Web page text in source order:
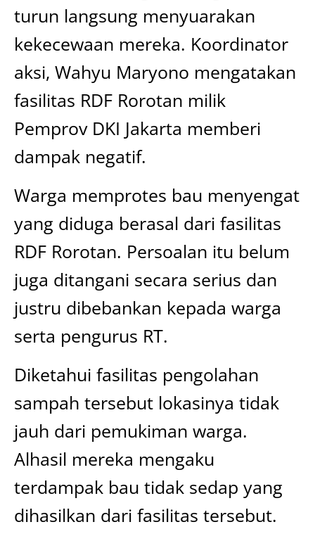
turun langsung menyuarakan
kekecewaan mereka. Koordinator
aksi, Wahyu Maryono mengatakan
fasilitas RDF Rorotan milik
Pemprov DKI Jakarta memberi
dampak negatif.
Warga memprotes bau menyengat
yang diduga berasal dari fasilitas
RDF Rorotan. Persoalan itu belum
juga ditangani secara serius dan
justru dibebankan kepada warga
serta pengurus RT.
Diketahui fasilitas pengolahan
sampah tersebut lokasinya tidak
jauh dari pemukiman warga.
Alhasil mereka mengaku
terdampak bau tidak sedap yang
dihasilkan dari fasilitas tersebut.